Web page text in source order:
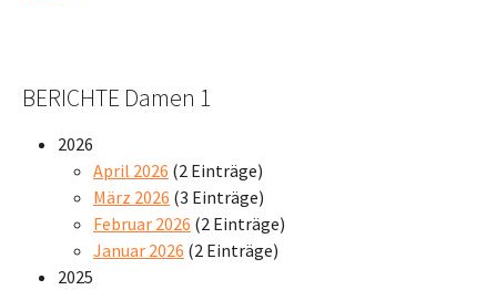
BERICHTE Damen 1
2026
April 2026 (2 Einträge)
März 2026 (3 Einträge)
Februar 2026 (2 Einträge)
Januar 2026 (2 Einträge)
2025